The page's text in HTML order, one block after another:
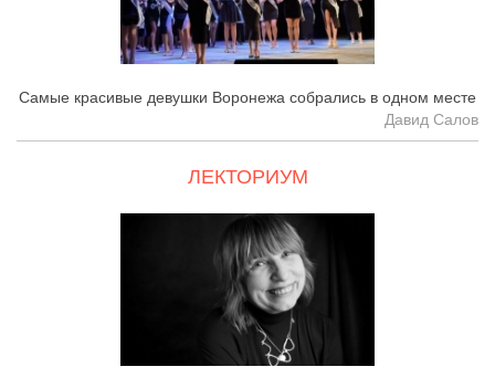
Самые красивые девушки Воронежа собрались в одном месте
Давид Салов
ЛЕКТОРИУМ